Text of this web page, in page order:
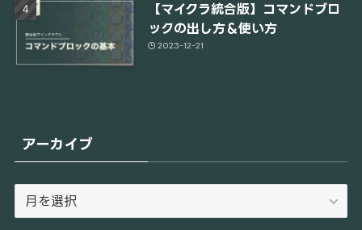
【マイクラ統合版】コマンドブロ
ックの出し方＆使い方
2023-12-21
アーカイブ